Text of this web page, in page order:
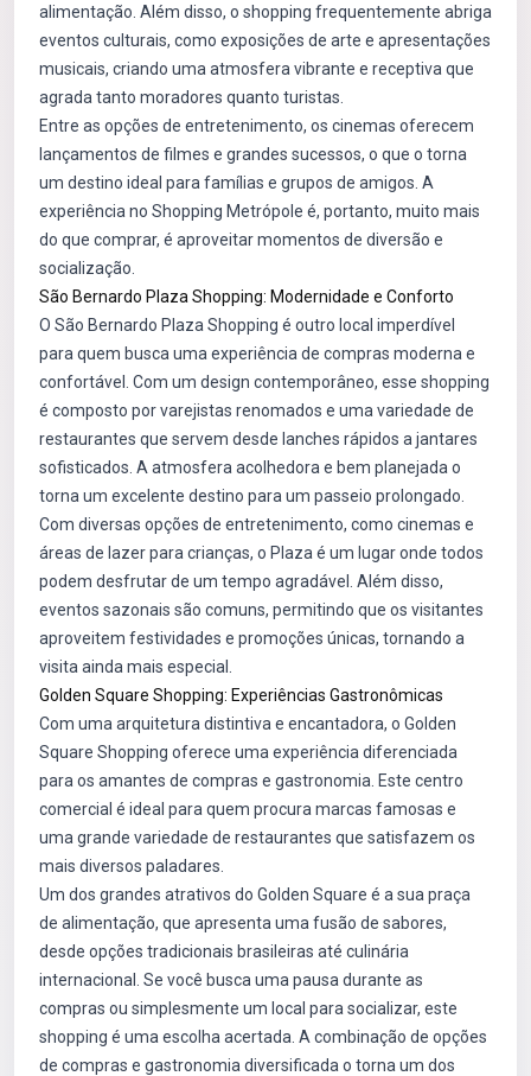
alimentação. Além disso, o shopping frequentemente abriga
eventos culturais, como exposições de arte e apresentações
musicais, criando uma atmosfera vibrante e receptiva que
agrada tanto moradores quanto turistas.
Entre as opções de entretenimento, os cinemas oferecem
lançamentos de filmes e grandes sucessos, o que o torna
um destino ideal para famílias e grupos de amigos. A
experiência no Shopping Metrópole é, portanto, muito mais
do que comprar, é aproveitar momentos de diversão e
socialização.
São Bernardo Plaza Shopping: Modernidade e Conforto
O São Bernardo Plaza Shopping é outro local imperdível
para quem busca uma experiência de compras moderna e
confortável. Com um design contemporâneo, esse shopping
é composto por varejistas renomados e uma variedade de
restaurantes que servem desde lanches rápidos a jantares
sofisticados. A atmosfera acolhedora e bem planejada o
torna um excelente destino para um passeio prolongado.
Com diversas opções de entretenimento, como cinemas e
áreas de lazer para crianças, o Plaza é um lugar onde todos
podem desfrutar de um tempo agradável. Além disso,
eventos sazonais são comuns, permitindo que os visitantes
aproveitem festividades e promoções únicas, tornando a
visita ainda mais especial.
Golden Square Shopping: Experiências Gastronômicas
Com uma arquitetura distintiva e encantadora, o Golden
Square Shopping oferece uma experiência diferenciada
para os amantes de compras e gastronomia. Este centro
comercial é ideal para quem procura marcas famosas e
uma grande variedade de restaurantes que satisfazem os
mais diversos paladares.
Um dos grandes atrativos do Golden Square é a sua praça
de alimentação, que apresenta uma fusão de sabores,
desde opções tradicionais brasileiras até culinária
internacional. Se você busca uma pausa durante as
compras ou simplesmente um local para socializar, este
shopping é uma escolha acertada. A combinação de opções
de compras e gastronomia diversificada o torna um dos